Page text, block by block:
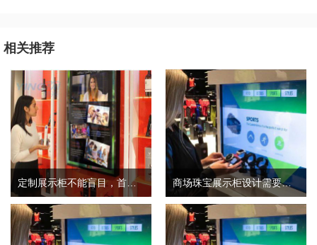
相关推荐
定制展示柜不能盲目，首先要考虑这几点 商场珠宝展示柜设计需要考虑三个因素和细节